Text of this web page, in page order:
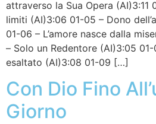
attraverso la Sua Opera (AI)3:11
limiti (AI)3:06 01-05 – Dono
01-06 – L’amore nasce dalla
– Solo un Redentore (AI)3:05 01-
esaltato (AI)3:08 01-09 […]
Con Dio Fino
Giorno